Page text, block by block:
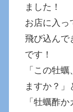
ました！
お店に入っ
飛び込んで
です！
「この牡
ますか？」
「牡蠣酢